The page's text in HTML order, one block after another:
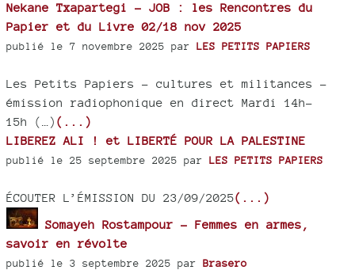
Nekane Txapartegi - JOB : les Rencontres du
Papier et du Livre 02/18 nov 2025
publié le 7 novembre 2025 par LES PETITS PAPIERS
Les Petits Papiers – cultures et militances -
émission radiophonique en direct Mardi 14h-
15h (…) (...)
LIBEREZ ALI ! et LIBERTÉ POUR LA PALESTINE
publié le 25 septembre 2025 par LES PETITS PAPIERS
ÉCOUTER L’ÉMISSION DU 23/09/2025(...)
Somayeh Rostampour - Femmes en armes,
savoir en révolte
publié le 3 septembre 2025 par Brasero